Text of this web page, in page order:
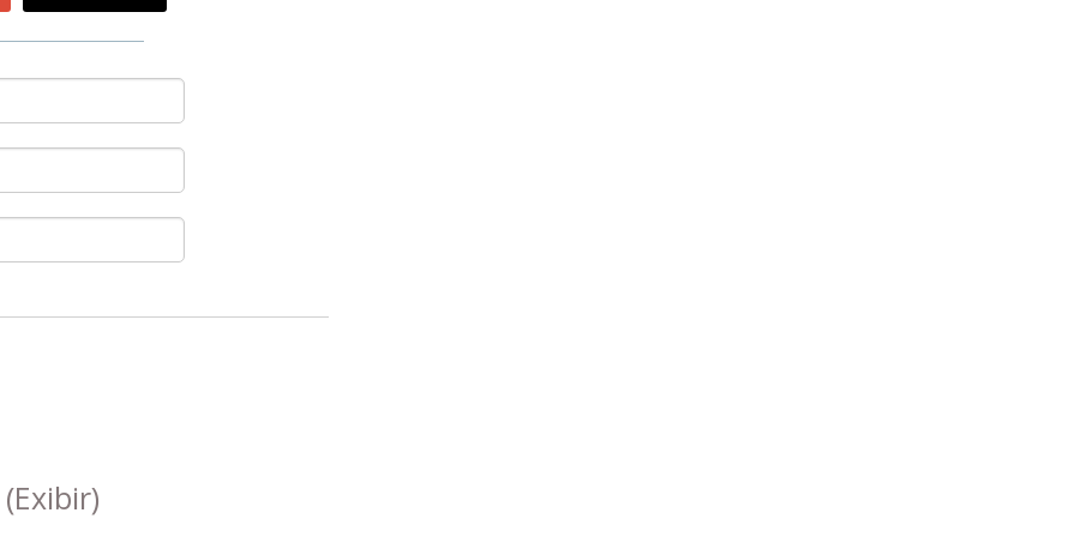
(Exibir)